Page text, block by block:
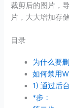
裁剪后的图片，
片，大大增加存
目录
为什么要
如何禁用
1) 通过后
*步：